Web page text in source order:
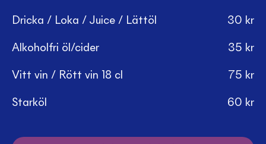
Dricka / Loka / Juice / Lättöl 30 kr
Alkoholfri öl/cider 35 kr
Vitt vin / Rött vin 18 cl 75 kr
Starköl 60 kr